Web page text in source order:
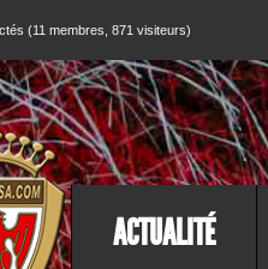
(11 membres, 871 visiteurs)
ACTUALITÉ